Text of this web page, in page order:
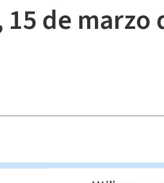
de marzo